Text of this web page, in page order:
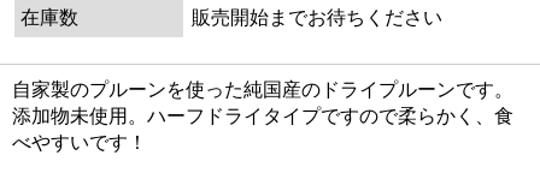
在庫数
販売開始までお待ちください
自家製のプルーンを使った純国産のドライプルーンです。
添加物未使用。ハーフドライタイプですので柔らかく、食
べやすいです！